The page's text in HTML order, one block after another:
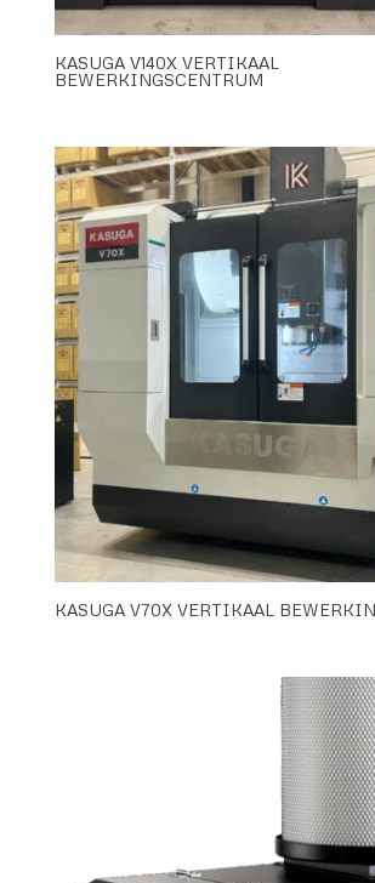
KASUGA V140X VERTIKAAL
BEWERKINGSCENTRUM
KASUGA V70X VERTIKAAL